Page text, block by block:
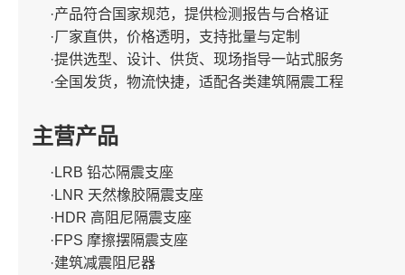
·产品符合国家规范，提供检测报告与合格证
·厂家直供，价格透明，支持批量与定制
·提供选型、设计、供货、现场指导一站式服务
·全国发货，物流快捷，适配各类建筑隔震工程
主营产品
·LRB 铅芯隔震支座
·LNR 天然橡胶隔震支座
·HDR 高阻尼隔震支座
·FPS 摩擦摆隔震支座
·建筑减震阻尼器